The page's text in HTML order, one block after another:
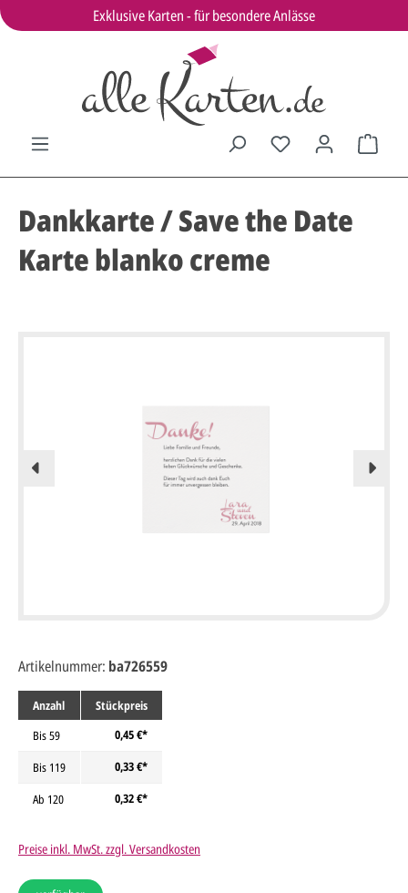
Exklusive Karten - für besondere Anlässe
Dankkarte / Save the Date
Karte blanko creme
Anzahl
Stückpreis
Bis59
0,45 €*
Bis 119
0,33 €*
Ab 120 0,32 €*
Preise inkl. MwSt. zzgl. Versandkosten
Artikelnummer: ba726559